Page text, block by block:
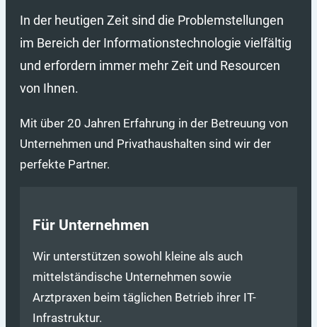
In der heutigen Zeit sind die Problemstellungen
im Bereich der Informationstechnologie vielfältig
und erfordern immer mehr Zeit und Resourcen
von Ihnen.
Mit über 20 Jahren Erfahrung in der Betreuung von
Unternehmen und Privathaushalten sind wir der
perfekte Partner.
Für Unternehmen
Wir unterstützen sowohl kleine als auch
mittelständische Unternehmen sowie
Arztpraxen beim täglichen Betrieb ihrer IT-
Infrastruktur.